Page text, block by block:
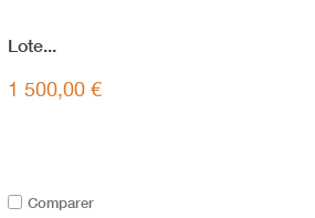
Lote...
1 500,00 €
Comparer